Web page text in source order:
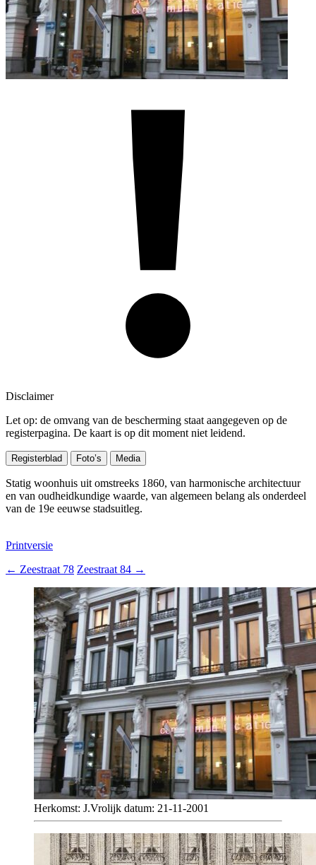
Disclaimer
Let op: de omvang van de bescherming staat aangegeven op de
registerpagina. De kaart is op dit moment niet leidend.
Registerblad Foto’s Media
Statig woonhuis uit omstreeks 1860, van harmonische architectuur
en van oudheidkundige waarde, van algemeen belang als onderdeel
van de 19e eeuwse stadsuitleg.
Printversie
← Zeestraat 78 Zeestraat 84 →
Herkomst: J.Vrolijk datum: 21-11-2001